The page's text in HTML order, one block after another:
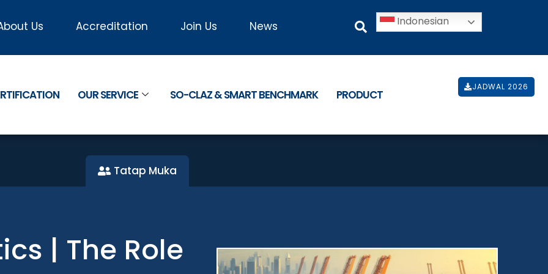
Us Accreditation Join Us News Indonesian
OUR SERVICE SO-CLAZ & SMART BENCHMARK PRODUCT
JADWAL 2026
Tatap Muka
| The Role